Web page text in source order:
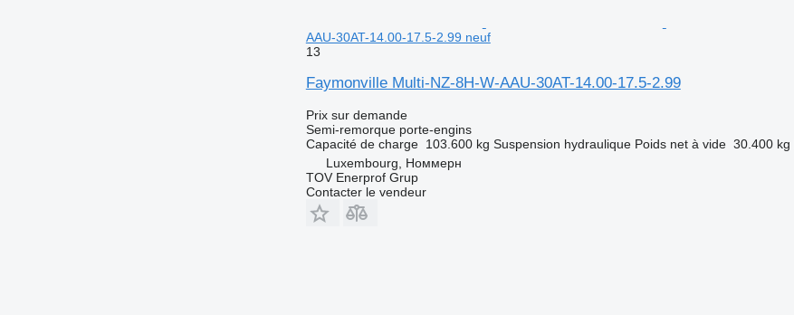
AAU-30AT-14.00-17.5-2.99 neuf
13
Faymonville Multi-NZ-8H-W-AAU-30AT-14.00-17.5-2.99
Prix sur demande
Semi-remorque porte-engins
Capacité de charge 103.600 kg Suspension hydraulique Poids net à vide 30.400 kg
Luxembourg, Номмерн
TOV Enerprof Grup
Contacter le vendeur